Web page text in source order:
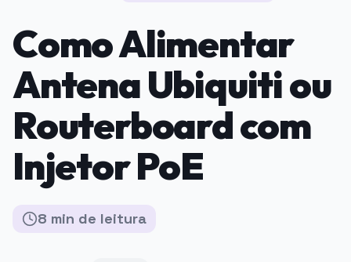
Como Alimentar
Antena Ubiquiti ou
Routerboard com
Injetor PoE
8 min de leitura